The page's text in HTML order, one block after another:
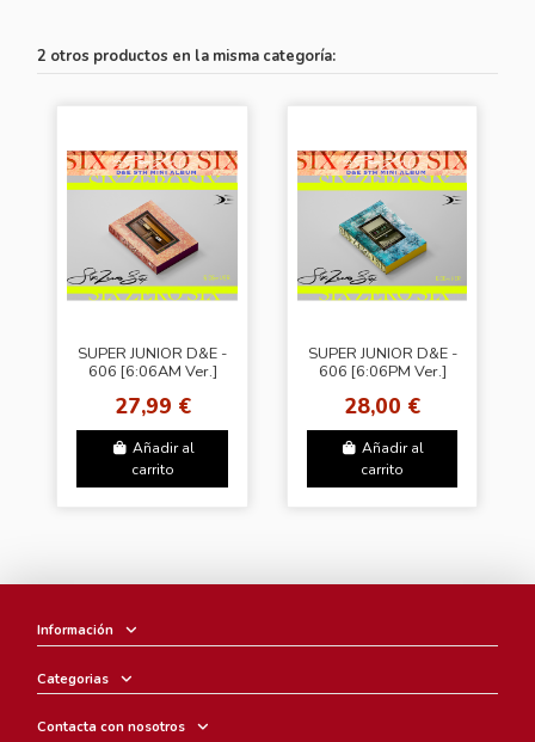
2 otros productos en la misma categoría:
SUPER JUNIOR D&E -
606 [6:06AM Ver.]
27,99 €
Añadir al
carrito
SUPER JUNIOR D&E -
606 [6:06PM Ver.]
28,00 €
Añadir al
carrito
Información
Categorias
Contacta con nosotros